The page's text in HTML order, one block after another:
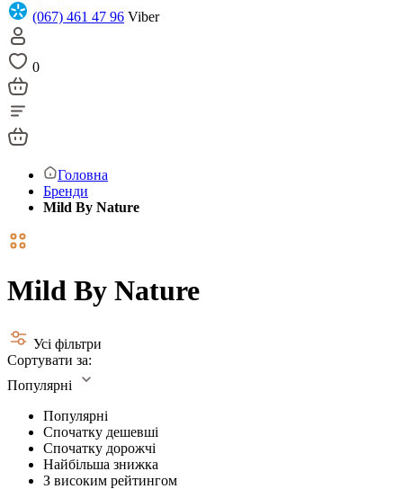
(067) 461 47 96 Viber
0
Головна
Бренди
Mild By Nature
Mild By Nature
Усі фільтри
Сортувати за:
Популярні
Популярні
Спочатку дешевші
Спочатку дорожчі
Найбільша знижка
З високим рейтингом